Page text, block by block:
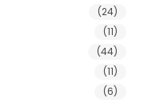
(24)
(11)
(44)
(11)
(6)